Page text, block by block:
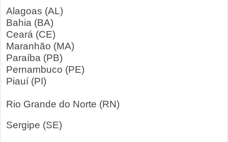
Alagoas (AL)
Bahia (BA)
Ceará (CE)
Maranhão (MA)
Paraíba (PB)
Pernambuco (PE)
Piauí (PI)
Rio Grande do Norte (RN)
Sergipe (SE)